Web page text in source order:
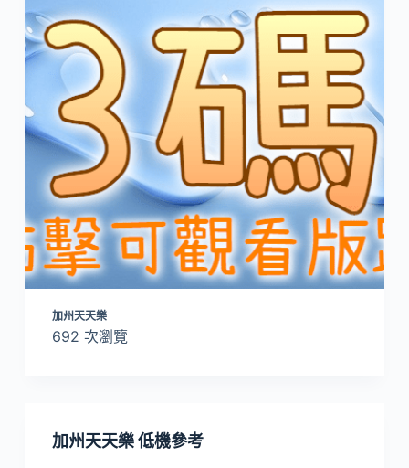
加州天天樂
692 次瀏覽
加州天天樂 低機參考